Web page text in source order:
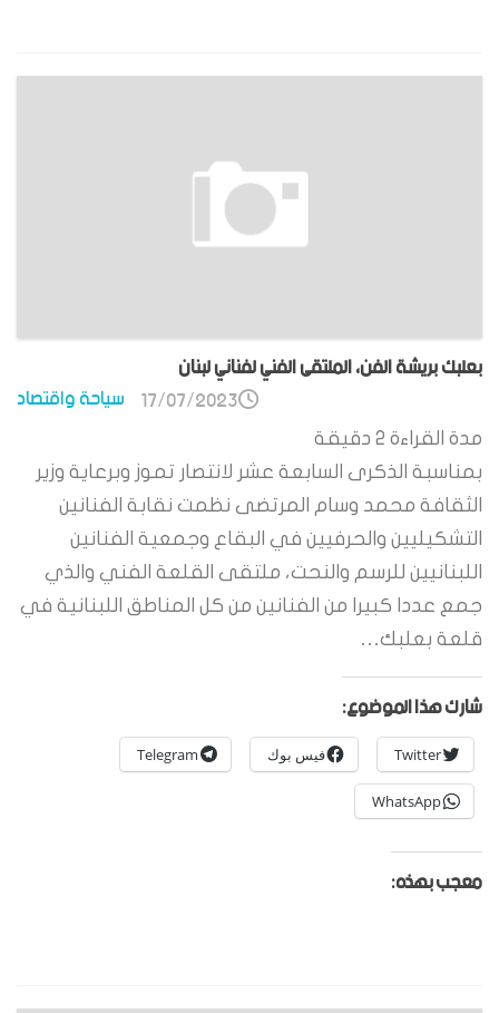
بعلبك بريشة الفن، الملتقى الفني لفناني لبنان
سياحة واقتصاد 17/07/2023
مدة القراءة 2 دقيقة
بمناسبة الذكرى السابعة عشر لانتصار تموز وبرعاية وزير
الثقافة محمد وسام المرتضى نظمت نقابة الفنانين
التشكيليين والحرفيين في البقاع وجمعية الفنانين
اللبنانيين للرسم والنحت، ملتقى القلعة الفني والذي
جمع عددا كبيرا من الفنانين من كل المناطق اللبنانية في
قلعة بعلبك…
شارك هذا الموضوع:
Twitter فيس بوك Telegram
WhatsApp
معجب بهذه: